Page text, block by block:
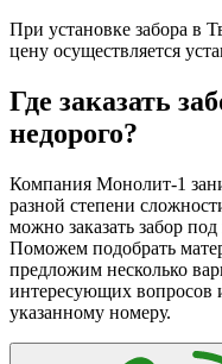
При установке забора в
цену осуществляется
Где заказать
недорого?
Компания Монолит-1
разной степени
можно заказать забор
Поможем подобрать
предложим несколько
интересующих вопросов
указанному номеру.